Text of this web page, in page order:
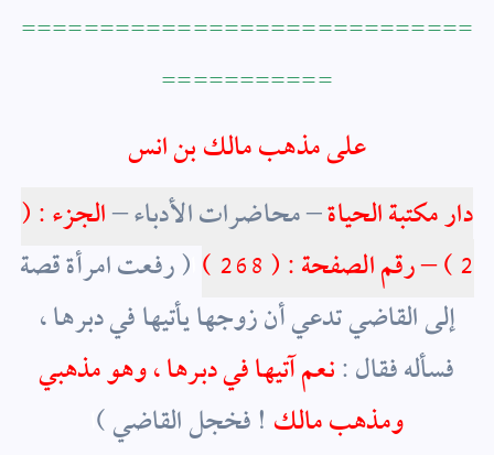
=============================
===========
على مذهب مالك بن انس
دار مكتبة الحياة– محاضرات الأدباء –الجزء : (
2 ) – رقم الصفحة : ( 268 )
( رفعت امرأة قصة
إلى القاضي تدعي أن زوجها يأتيها في دبرها ،
فسأله فقال :نعم آتيها في دبرها ، وهو مذهبي
ومذهب مالك! فخجل القاضي )